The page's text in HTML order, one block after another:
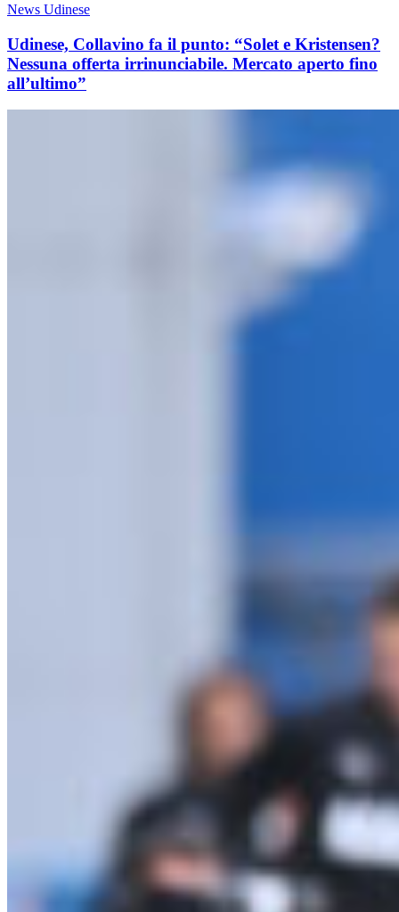
News Udinese
Udinese, Collavino fa il punto: “Solet e Kristensen?
Nessuna offerta irrinunciabile. Mercato aperto fino
all’ultimo”